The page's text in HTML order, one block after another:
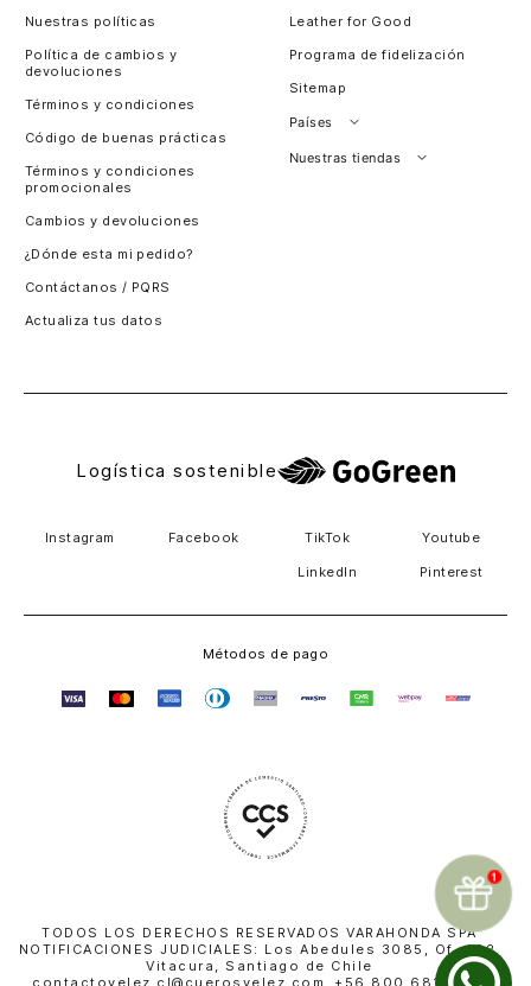
Nuestras políticas
Política de cambios y
devoluciones
Términos y condiciones
Código de buenas prácticas
Términos y condiciones
promocionales
Cambios y devoluciones
¿Dónde esta mi pedido?
Contáctanos / PQRS
Actualiza tus datos
Leather for Good
Programa de fidelización
Sitemap
Países
Perú
Nuestras tiendas
Logística sostenible
Instagram Facebook TikTok Youtube
LinkedIn Pinterest
Métodos de pago
TODOS LOS DERECHOS RESERVADOS VARAHONDA SPA
NOTIFICACIONES JUDICIALES: Los Abedules 3085, Of. 402,
Vitacura, Santiago de Chile
contactovelez.cl@cuerosvelez.com +56 800 681 010 |